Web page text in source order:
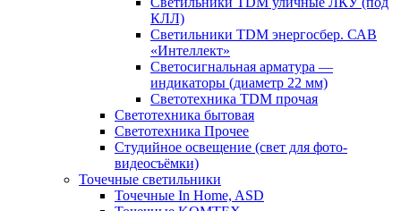
КЛЛ)
Светильники TDM энергосбер. САВ
«Интеллект»
Светосигнальная арматура —
индикаторы (диаметр 22 мм)
Светотехника TDM прочая
Светотехника бытовая
Светотехника Прочее
Студийное освещение (свет для фото-
видеосъёмки)
Точечные светильники
Точечные In Home, ASD